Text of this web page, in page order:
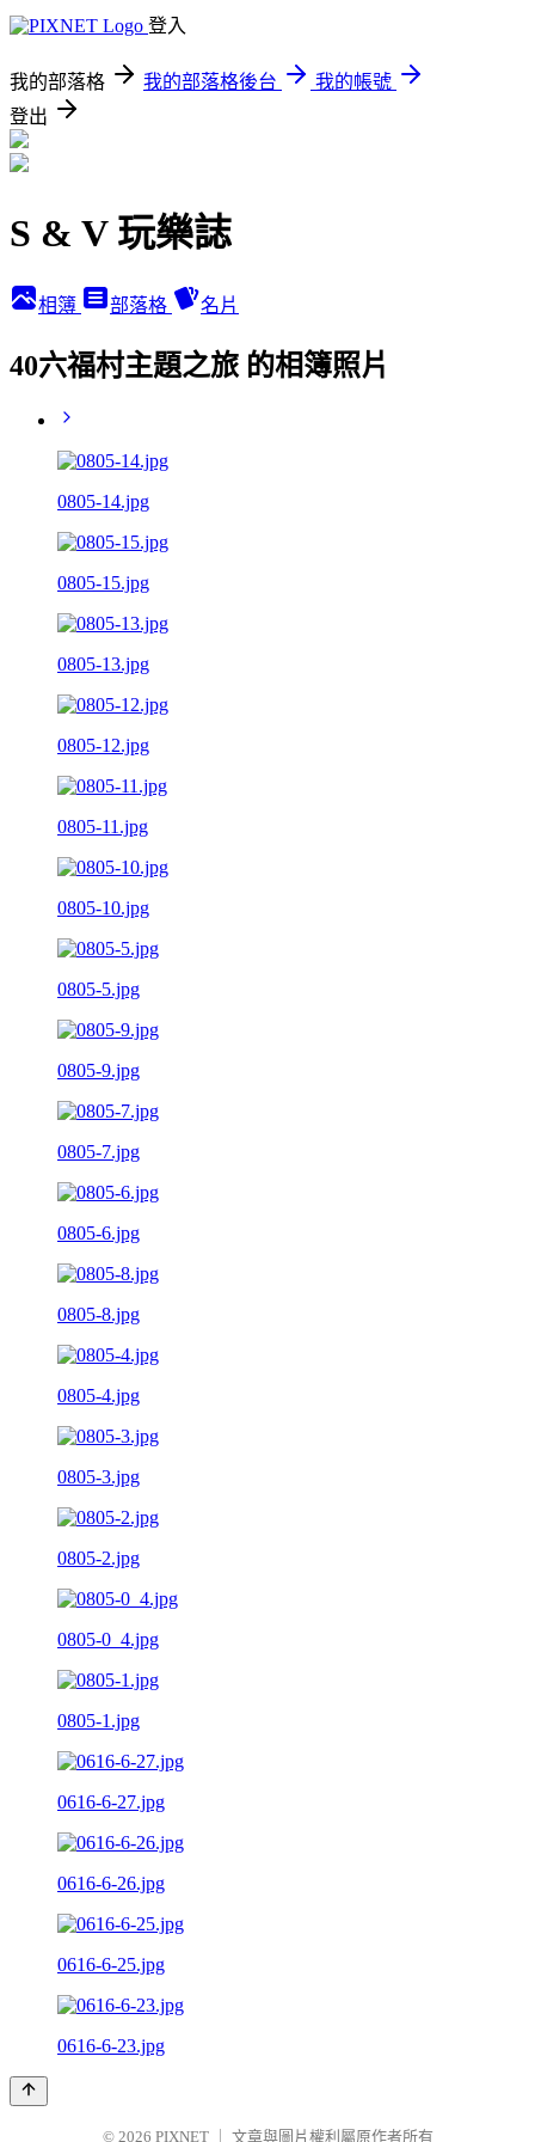
登入
我的部落格 我的部落格後台
我的帳號
登出
S & V 玩樂誌
相簿 部落格 名片
40六福村主題之旅 的相簿照片
0805-14.jpg
0805-15.jpg
0805-13.jpg
0805-12.jpg
0805-11.jpg
0805-10.jpg
0805-5.jpg
0805-9.jpg
0805-7.jpg
0805-6.jpg
0805-8.jpg
0805-4.jpg
0805-3.jpg
0805-2.jpg
0805-0_4.jpg
0805-1.jpg
0616-6-27.jpg
0616-6-26.jpg
0616-6-25.jpg
0616-6-23.jpg
© 2026 PIXNET 文章與圖片權利屬原作者所有